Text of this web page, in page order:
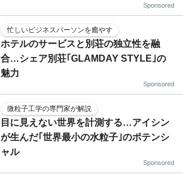
Sponsored
忙しいビジネスパーソンを癒やす
ホテルのサービスと別荘の独立性を融
合…シェア別荘｢GLAMDAY STYLE｣の
魅力
Sponsored
微粒子工学の専門家が解説
目に見えない世界を計測する…アイシン
が生んだ｢世界最小の水粒子｣のポテンシ
ャル
Sponsored